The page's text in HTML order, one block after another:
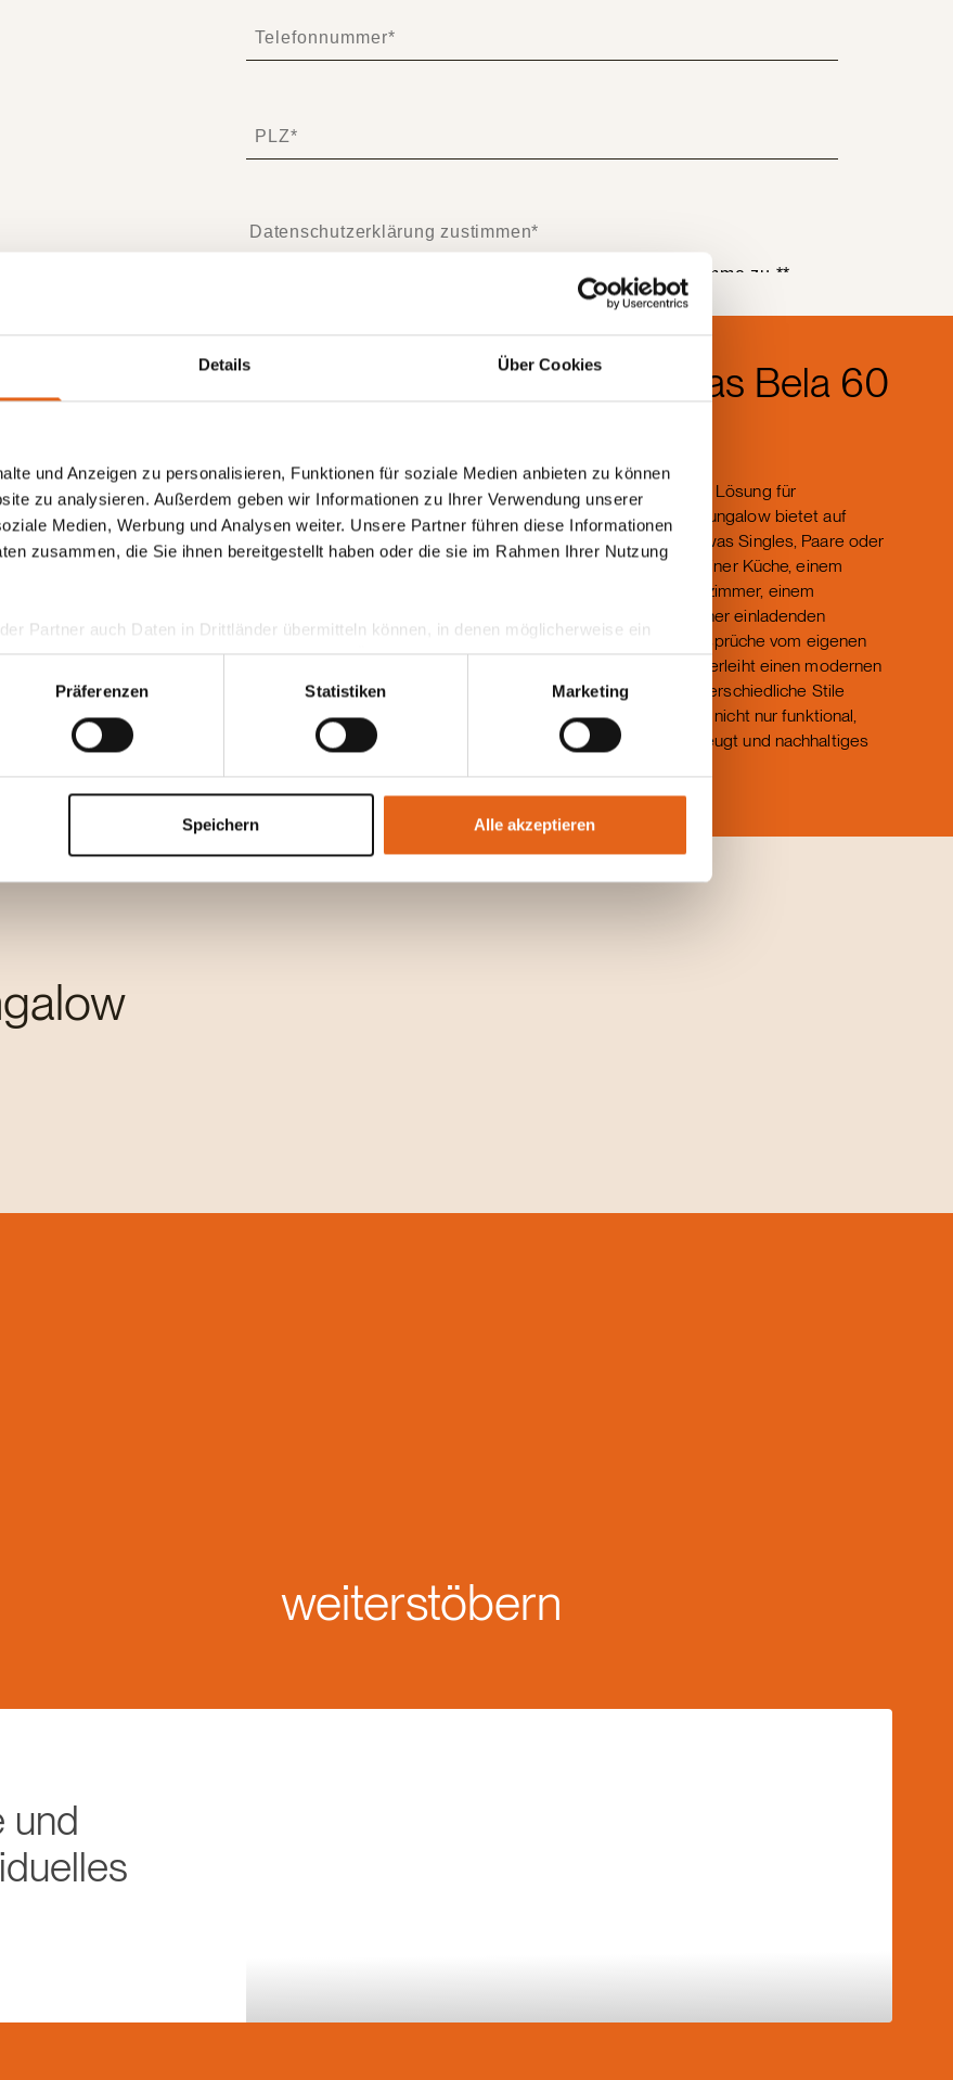
Details Über Cookies
und Anzeigen zu personalisieren, Funktionen für soziale Medien anbieten zu können
zu analysieren. Außerdem geben wir Informationen zu Ihrer Verwendung unserer
Medien, Werbung und Analysen weiter. Unsere Partner führen diese Informationen
zusammen, die Sie ihnen bereitgestellt haben oder die sie im Rahmen Ihrer Nutzung
Partner auch Daten in Drittländer übermitteln können, in denen möglicherweise ein
als in der EU. Wir stellen sicher, dass die Übermittlung Ihrer Daten in
Datenschutzgesetzen erfolgt und geeignete Schutzmaßnahmen getroffen werden.
Cookies, wenn Sie unsere Webseite weiterhin nutzen.
Präferenzen Statistiken Marketing
Speichern Alle akzeptieren
Kompakthaus Haas
Das Haas Kozy 93, ein Kompakthaus, das auf 93
Quadratmetern alles bietet, was das Herz begehrt und
was Familien brauchen - zumindest wenn es um die
eigenen vier Wände geht. Die raffinierte Anordnung der
problemlos Platz finden. Angesichts dieser
noch in einer Wohnung wohnen oder nicht doch lieber
ein Wohntraum auf kleinem Raum?
Bungalow Haas Bela 60
Haas Bela 60 – die zeitgemäße Lösung für
nachhaltiges Wohnen. Dieser Bungalow bietet auf
wenigen Quadratmetern alles, was Singles, Paare oder
kleine Familien benötigen. Mit einer Küche, einem
Wohn-Essbereich, einem Badezimmer, einem
separaten Schlafzimmer und einer einladenden
Terrasse erfüllt er vielfältige Ansprüche vom eigenen
Zuhause. Das zeitlose Design verleiht einen modernen
Charme, der sich flexibel an unterschiedliche Stile
anpasst. Ein Bungalow also, der nicht nur funktional,
sondern auch ästhetisch überzeugt und nachhaltiges
weiterstöbern
und